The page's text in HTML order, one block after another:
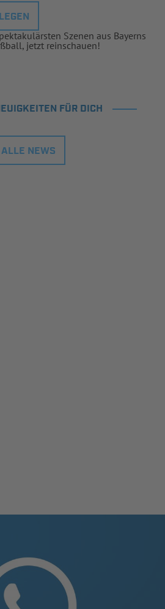
Szenen aus Bayerns
jetzt reinschauen!
FÜR DICH
ALLE NEWS